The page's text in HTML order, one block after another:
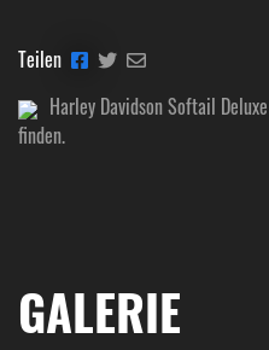
Teilen
Harley Davidson Softail
finden.
GALERIE